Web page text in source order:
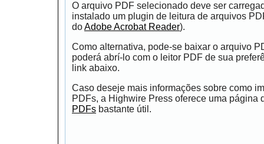
O arquivo PDF selecionado deve ser
instalado um plugin de leitura de arquivos
doAdobe Acrobat Reader).
Como alternativa, pode-se baixar o arquivo
poderá abrí-lo com o leitor PDF de sua
link abaixo.
Caso deseje mais informações sobre como
PDFs, a Highwire Press oferece uma página
PDFs bastante útil.